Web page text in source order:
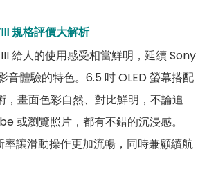
4K（120FPS）
有
4,800 萬畫素
類
規格評價大解析
給人的使用感受相當鮮明，延續 Sony
音體驗的特色。6.5 吋 OLED 螢幕搭配
，畫面色彩自然、對比鮮明，不論追
或瀏覽照片，都有不錯的沉浸感。
率讓滑動操作更加流暢，同時兼顧續航